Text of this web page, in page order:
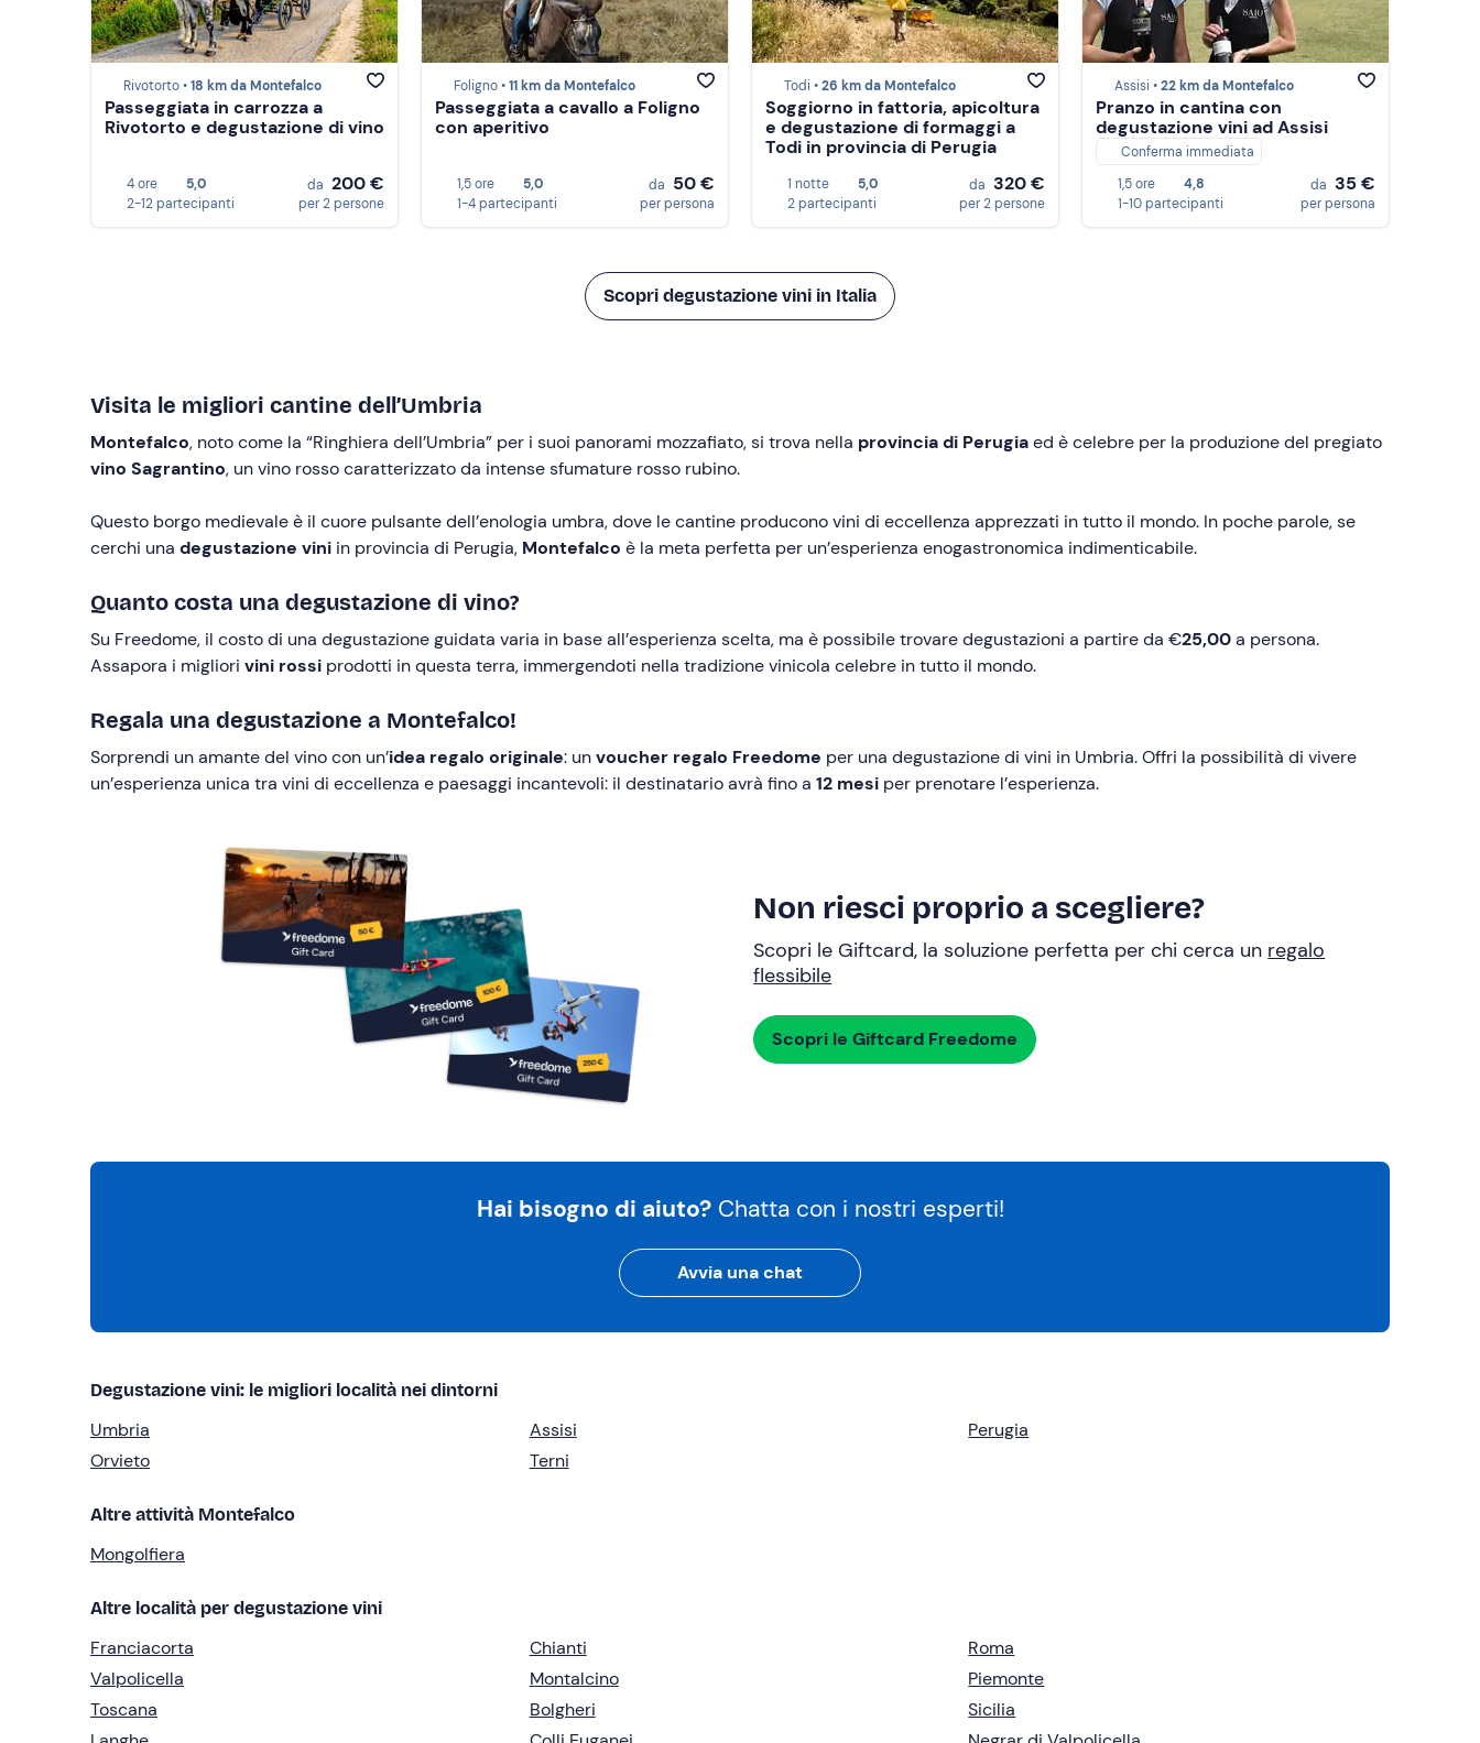
Rivotorto •18 km da Montefalco
Passeggiata in carrozza a
Rivotorto e degustazione di vino
4 ore
5,0
2-12 partecipanti
da 200 €
per 2 persone
Foligno •11 km da Montefalco
Passeggiata a cavallo a Foligno
con aperitivo
1,5 ore
5,0
1-4 partecipanti
da 50 €
per persona
Todi •26 km da Montefalco
Soggiorno in fattoria, apicoltura
e degustazione di formaggi a
Todi in provincia di Perugia
1 notte
5,0
2 partecipanti
da 320 €
per 2 persone
Assisi •22 km da Montefalco
Pranzo in cantina con
degustazione vini ad Assisi
Conferma immediata
1,5 ore
4,8
1-10 partecipanti
da 35 €
per persona
Scopri degustazione vini in Italia
Visita le migliori cantine dell’Umbria
Montefalco, noto come la “Ringhiera dell’Umbria” per i suoi panorami mozzafiato, si trova nella provincia di Perugiaed è celebre per la produzione del pregiato
vino Sagrantino, un vino rosso caratterizzato da intense sfumature rosso rubino.
Questo borgo medievale è il cuore pulsante dell’enologia umbra, dove le cantine producono vini di eccellenza apprezzati in tutto il mondo. In poche parole, se
cerchi una degustazione vini in provincia di Perugia, Montefalco è la meta perfetta per un’esperienza enogastronomica indimenticabile.
Quanto costa una degustazione di vino?
Su Freedome, il costo di una degustazione guidata varia in base all’esperienza scelta, ma è possibile trovare degustazioni a partire da €25,00a persona.
Assapora i migliori vini rossi prodotti in questa terra, immergendoti nella tradizione vinicola celebre in tutto il mondo.
Regala una degustazione a Montefalco!
Sorprendi un amante del vino con un’idea regalo originale: unvoucher regalo Freedome per una degustazione di vini in Umbria. Offri la possibilità di vivere
un’esperienza unica tra vini di eccellenza e paesaggi incantevoli: il destinatario avrà fino a 12 mesi per prenotare l’esperienza.
Non riesci proprio a scegliere?
Scopri le Giftcard, la soluzione perfetta per chi cerca un regalo
flessibile
Scopri le Giftcard Freedome
Hai bisogno di aiuto? Chatta con i nostri esperti!
Avvia una chat
Degustazione vini: le migliori località nei dintorni
Umbria
Orvieto
Assisi
Terni
Perugia
Altre attività Montefalco
Mongolfiera
Altre località per degustazione vini
Franciacorta
Valpolicella
Toscana
Chianti
Montalcino
Bolgheri
Roma
Piemonte
Sicilia